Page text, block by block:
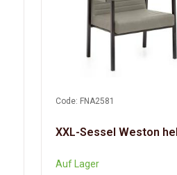
Code: FNA2581
XXL-Sessel Weston
Auf Lager